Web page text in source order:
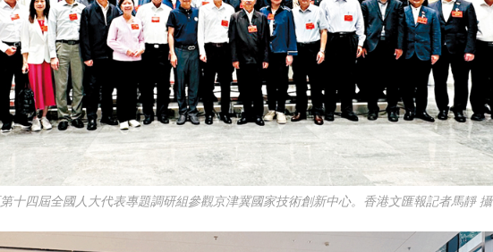
十四屆全國人大代表專題調研組參觀京津冀國家技術創新中心。香港文匯報記者馬靜 攝